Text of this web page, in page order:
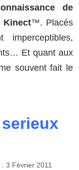
de
Kinect™. Placés
Et quant aux
souvent fait le
: 3 Février 2011